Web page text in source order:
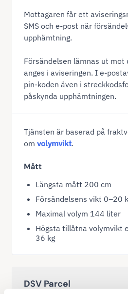
Mottagaren får ett
SMS och e-post när
upphämtning.
Försändelsen lämnas ut mot
anges i aviseringen. I e-
pin-koden även i
påskynda upphämtningen.
Tjänsten är baserad på
om volymvikt.
Mått
Längsta mått 200 cm
Försändelsens vikt 0–20
Maximal volym 144 liter
Högsta tillåtna volymvikt
36 kg
DSV Parcel